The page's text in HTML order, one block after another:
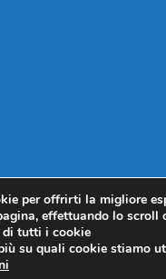
per offrirti la migliore
effettuando lo scroll
di tutti i cookie
su quali cookie stiamo